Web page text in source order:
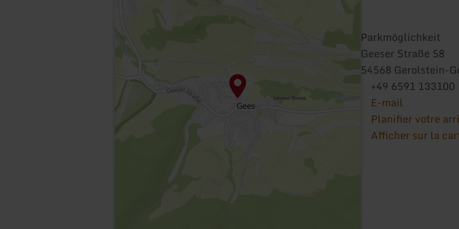
Parkmöglichkeit
Geeser Straße 58
54568 Gerolstein-
+49 6591 133100
E-mail
Planifier votre
Afficher sur la